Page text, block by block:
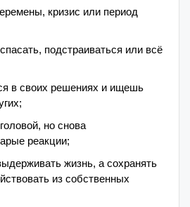
кризис или период
подстраиваться или всё
в своих решениях и ищешь
но снова
реакции;
жизнь, а сохранять
из собственных